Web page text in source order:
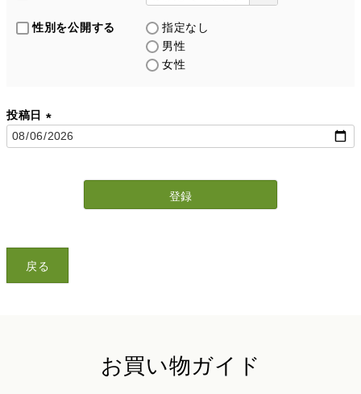
性別を公開する
指定なし
男性
女性
投稿日
(
登録
戻る
お買い物ガイド